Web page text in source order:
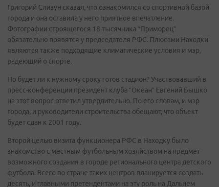
Григорий Слизун сказал, что ознакомился со спортивной базой
города и она оставила у него приятное впечатление.
Фотографии строящегося 18-тысячника “Приморец”
обязательно появятся у председателя РФС. Плюсами Находки
являются также подходящие климатические условия и мэр,
радеющий о спорте.
Но будет ли к нужному сроку готов стадион? Участвовавший в
пресс-конференции президент клуба “Океан” Евгений Бышко
на этот вопрос ответил утвердительно. По его словам, и мэр
города, и руководители строительства обещают, что объект
будет сдан к 2001 году.
Второй целью визита функционера РФС в Находку было
знакомство с местным футбольным хозяйством на предмет
возможного создания в городе регионального центра детского
футбола. Всего по стране таких центров планируется создать
десять, и главными претендентами на эту роль на Дальнем